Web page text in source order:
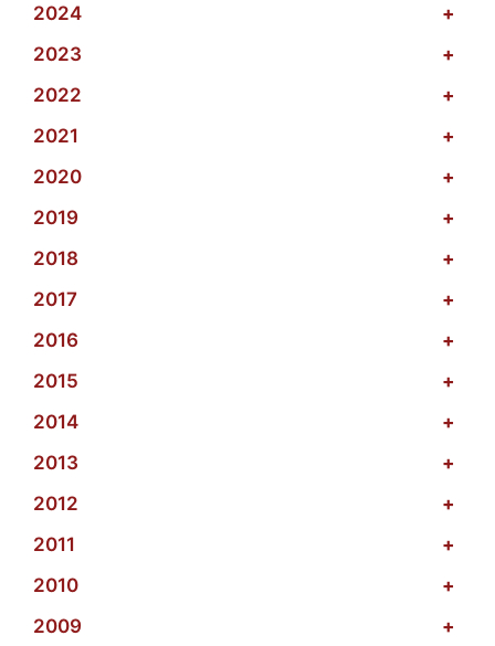
2024
+
2023
+
2022
+
2021
+
2020
+
2019
+
2018
+
2017
+
2016
+
2015
+
2014
+
2013
+
2012
+
2011
+
2010
+
2009
+